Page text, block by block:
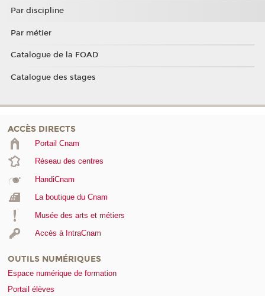
Par discipline
Par métier
Catalogue de la FOAD
Catalogue des stages
ACCÈS DIRECTS
Portail Cnam
Réseau des centres
HandiCnam
La boutique du Cnam
Musée des arts et métiers
Accès à IntraCnam
OUTILS NUMÉRIQUES
Espace numérique de formation
Portail élèves